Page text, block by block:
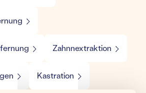
Zahnnextraktion
Kastration